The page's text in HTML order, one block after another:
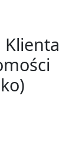
Klienta